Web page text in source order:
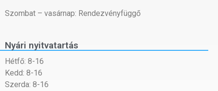
Szombat – vasárnap: Rendezvényfüggő
Nyári nyitvatartás
Hétfő: 8-16
Kedd: 8-16
Szerda: 8-16